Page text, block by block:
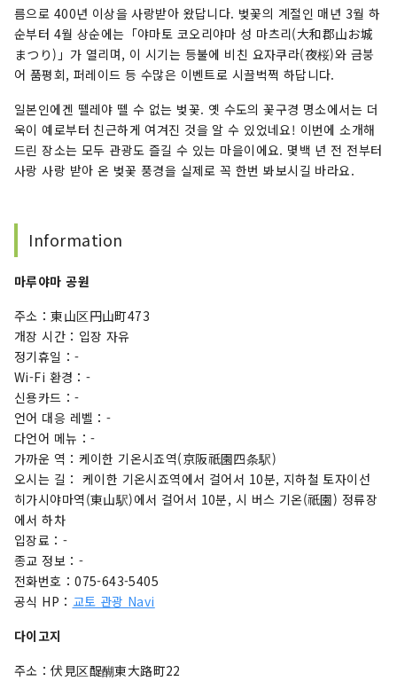
름으로 400년 이상을 사랑받아 왔답니다. 벚꽃의 계절인 매년 3월 하
순부터 4월 상순에는「야마토 코오리야마 성 마츠리(大和郡山お城
まつり)」가 열리며, 이 시기는 등불에 비친 요자쿠라(夜桜)와 금붕
어 품평회, 퍼레이드 등 수많은 이벤트로 시끌벅쩍 하답니다.
일본인에겐 뗄레야 뗄 수 없는 벚꽃. 옛 수도의 꽃구경 명소에서는 더
욱이 예로부터 친근하게 여겨진 것을 알 수 있었네요! 이번에 소개해
드린 장소는 모두 관광도 즐길 수 있는 마을이에요. 몇백 년 전 전부터
사랑 사랑 받아 온 벚꽃 풍경을 실제로 꼭 한번 봐보시길 바라요.
Information
마루야마 공원
주소：東山区円山町473
개장 시간：입장 자유
정기휴일：-
Wi-Fi 환경：-
신용카드：-
언어 대응 레벨：-
다언어 메뉴：-
가까운 역：케이한 기온시죠역(京阪祇園四条駅)
오시는 길： 케이한 기온시죠역에서 걸어서 10분, 지하철 토자이선
히가시야마역(東山駅)에서 걸어서 10분, 시 버스 기온(祇園) 정류장
에서 하차
입장료：-
종교 정보：-
전화번호：075-643-5405
공식 HP： 교토 관광 Navi
다이고지
주소：伏見区醍醐東大路町22